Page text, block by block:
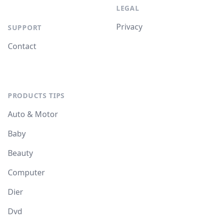
SUPPORT
Contact
LEGAL
Privacy
PRODUCTS TIPS
Auto & Motor
Baby
Beauty
Computer
Dier
Dvd